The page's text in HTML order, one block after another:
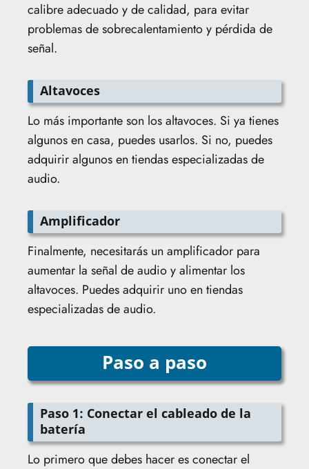
calibre adecuado y de calidad, para evitar
problemas de sobrecalentamiento y pérdida de
señal.
Altavoces
Lo más importante son los altavoces. Si ya tienes
algunos en casa, puedes usarlos. Si no, puedes
adquirir algunos en tiendas especializadas de
audio.
Amplificador
Finalmente, necesitarás un amplificador para
aumentar la señal de audio y alimentar los
altavoces. Puedes adquirir uno en tiendas
especializadas de audio.
Paso a paso
Paso 1: Conectar el cableado de la
batería
Lo primero que debes hacer es conectar el